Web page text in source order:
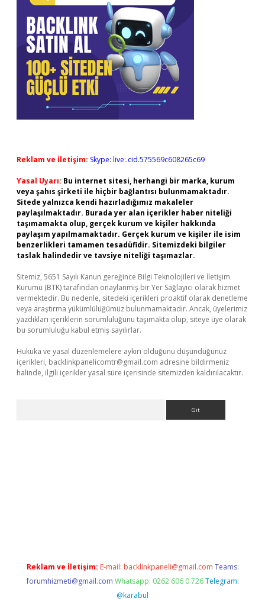
Reklam ve İletişim: Skype: live:.cid.575569c608265c69
Yasal Uyarı: Bu internet sitesi, herhangi bir marka, kurum
veya şahıs şirketi ile hiçbir bağlantısı bulunmamaktadır.
Sitede yalnızca kendi hazırladığımız makaleler
paylaşılmaktadır. Burada yer alan içerikler haber niteliği
taşımamakta olup, gerçek kurum ve kişiler hakkında
paylaşım yapılmamaktadır. Gerçek kurum ve kişiler ile isim
benzerlikleri tamamen tesadüfidir. Sitemizdeki bilgiler
taslak halindedir ve tavsiye niteliği taşımazlar.
Sitemiz, 5651 Sayılı Kanun gereğince Bilgi Teknolojileri ve İletişim
Kurumu (BTK) tarafından onaylanmış bir Yer Sağlayıcı olarak hizmet
vermektedir. Bu nedenle, sitedeki içerikleri proaktif olarak denetleme
veya araştırma yükümlülüğümüz bulunmamaktadır. Ancak, üyelerimiz
yazdıkları içeriklerin sorumluluğunu taşımakta olup, siteye üye olarak
bu sorumluluğu kabul etmiş sayılırlar.
Hukuka ve yasal düzenlemelere aykırı olduğunu düşündüğünüz
içerikleri, backlinkpanelicomtr@gmail.com adresine bildirmeniz
halinde, ilgili içerikler yasal süre içerisinde sitemizden kaldırılacaktır.
Reklam ve İletişim: E-mail: backlinkpaneli@gmail.com Teams:
forumhizmeti@gmail.com Whatsapp: 0262 606 0 726 Telegram:
@karabul